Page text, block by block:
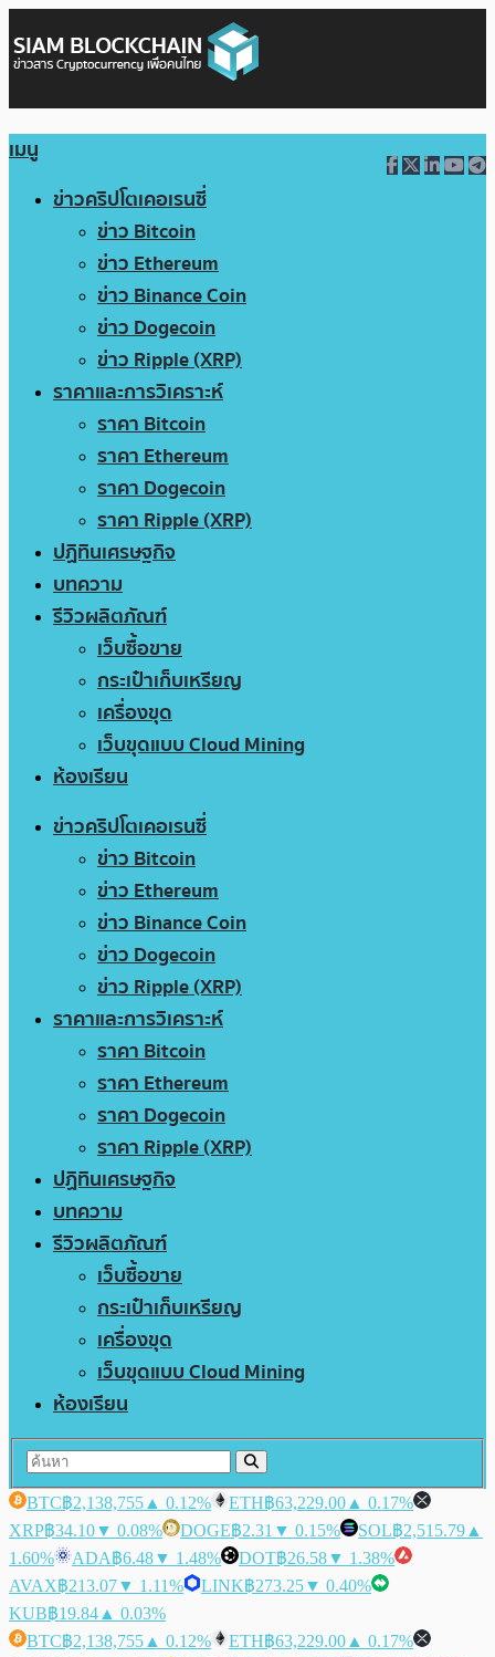
เมนู
ข่าวคริปโตเคอเรนซี่
ข่าว Bitcoin
ข่าว Ethereum
ข่าว Binance Coin
ข่าว Dogecoin
ข่าว Ripple (XRP)
ราคาและการวิเคราะห์
ราคา Bitcoin
ราคา Ethereum
ราคา Dogecoin
ราคา Ripple (XRP)
ปฏิทินเศรษฐกิจ
บทความ
รีวิวผลิตภัณฑ์
เว็บซื้อขาย
กระเป๋าเก็บเหรียญ
เครื่องขุด
เว็บขุดแบบ Cloud Mining
ห้องเรียน
ข่าวคริปโตเคอเรนซี่
ข่าว Bitcoin
ข่าว Ethereum
ข่าว Binance Coin
ข่าว Dogecoin
ข่าว Ripple (XRP)
ราคาและการวิเคราะห์
ราคา Bitcoin
ราคา Ethereum
ราคา Dogecoin
ราคา Ripple (XRP)
ปฏิทินเศรษฐกิจ
บทความ
รีวิวผลิตภัณฑ์
เว็บซื้อขาย
กระเป๋าเก็บเหรียญ
เครื่องขุด
เว็บขุดแบบ Cloud Mining
ห้องเรียน
BTC฿2,138,755 ▲ 0.12% ETH฿63,229.00 ▲ 0.17%
XRP฿34.10▼ 0.08% DOGE฿2.31 ▼ 0.15% SOL฿2,515.79 ▲
1.60%
ADA฿6.48▼ 1.48% DOT฿26.58▼ 1.38%
AVAX฿213.07▼ 1.11% LINK฿273.25▼ 0.40%
KUB฿19.84 ▲ 0.03%
BTC฿2,138,755 ▲ 0.12% ETH฿63,229.00 ▲ 0.17%